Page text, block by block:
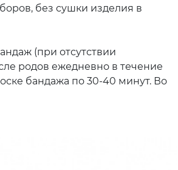
без сушки изделия в
(при отсутствии
родов ежедневно в течение
бандажа по 30-40 минут. Во